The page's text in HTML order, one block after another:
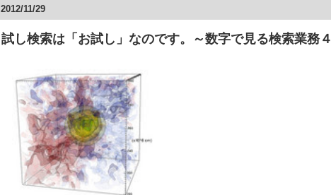
2012/11/29
試し検索は「お試し」なのです。～数字で見る検索業務４